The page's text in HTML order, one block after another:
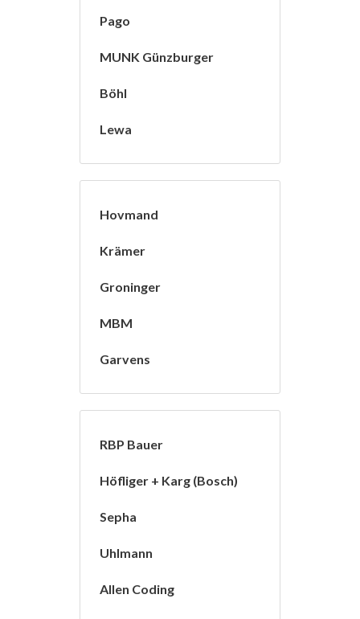
Pago
MUNK Günzburger
Böhl
Lewa
Hovmand
Krämer
Groninger
MBM
Garvens
RBP Bauer
Höfliger + Karg (Bosch)
Sepha
Uhlmann
Allen Coding